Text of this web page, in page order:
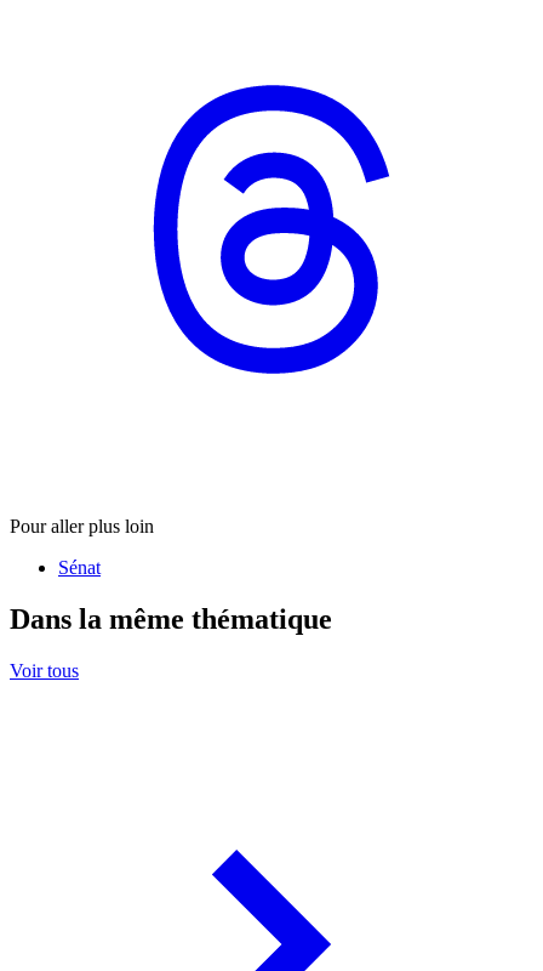
Pour aller plus loin
Sénat
Dans la même thématique
Voir tous